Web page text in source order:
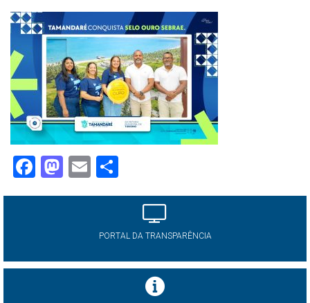
Facebook
Mastodon
Email
PORTAL DA TRANSPARÊNCIA